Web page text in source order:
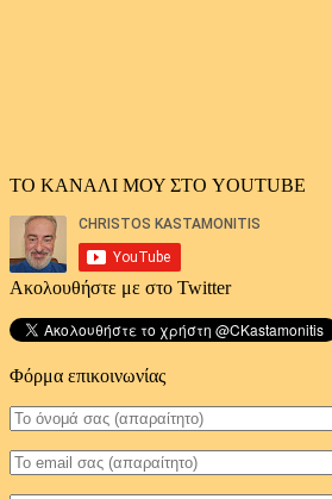
ΤΟ ΚΑΝΑΛΙ ΜΟΥ ΣΤΟ YOUTUBE
Ακολουθήστε με στο Twitter
Φόρμα επικοινωνίας